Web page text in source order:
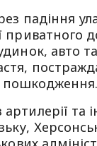
падіння
приватного
авто
та